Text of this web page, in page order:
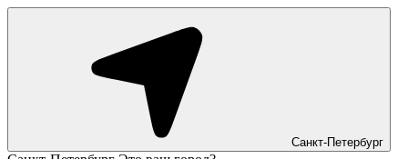
Санкт-Петербург